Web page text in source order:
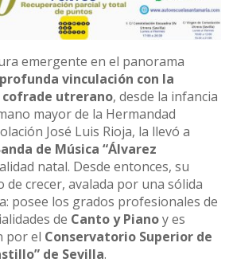
emergente en el panorama
profunda vinculación con la
cofrade utrerano, desde la infancia
mayor de la Hermandad
José Luis Rioja, la llevó a
de Música “Álvarez
natal. Desde entonces, su
de crecer, avalada por una sólida
posee los grados profesionales de
de Canto y Pianoy es
por el Conservatorio Superior de
de Sevilla.